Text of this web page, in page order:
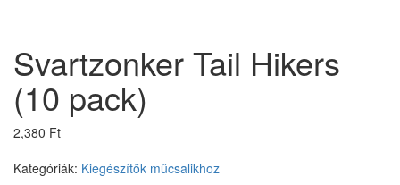
Svartzonker Tail Hikers
(10 pack)
2,380 Ft
Kategóriák: Kiegészítők műcsalikhoz